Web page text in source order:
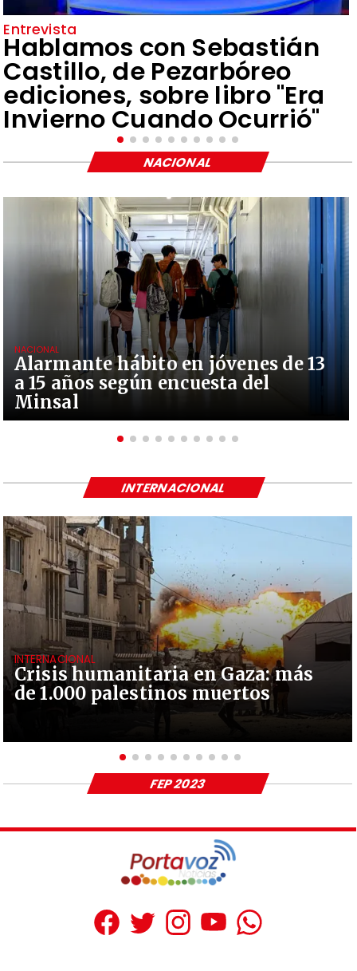
Entrevista
Hablamos con Sebastián
Castillo, de Pezarbóreo
ediciones, sobre libro "Era
Invierno Cuando Ocurrió"
Alarmante hábito en jóvenes de 13
a 15 años según encuesta del
Minsal
NACIONAL
NACIONAL
Crisis humanitaria en Gaza: más
de 1.000 palestinos muertos
INTERNACIONAL
INTERNACIONAL
FEP 2023